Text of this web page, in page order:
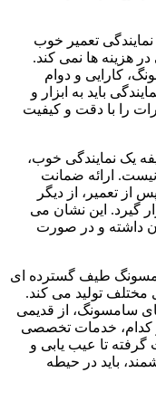
نمایندگی تعمیر خوب
هزینه ها نمی کند.
کارایی و دوام
باید به ابزار و
را با دقت و کیفیت
یک نمایندگی خوب،
نیست. ارائه ضمانت
از تعمیر، از دیگر
گیرد. این نشان می
داشته و در صورت
طیف گسترده ای
مختلف تولید می کند.
سامسونگ، از قدیمی
کدام، خدمات تخصصی
گرفته تا عیب یابی و
باید در حیطه